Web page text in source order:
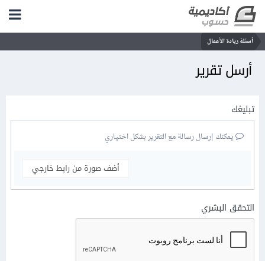
أسئلة ريادة الأعمال
أرسل تقرير
تبليغك
يمكنك إرسال رسالة مع التقرير بشكل اختياري
أضف صورة من رابط خارجي
التحقق البشري